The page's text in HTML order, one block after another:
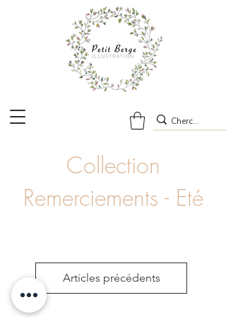
Collection
Remerciements - Eté
Articles précédents